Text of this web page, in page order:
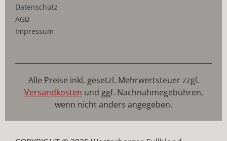
Datenschutz
AGB
Impressum
Alle Preise inkl. gesetzl. Mehrwertsteuer zzgl.
Versandkosten und ggf. Nachnahmegebühren,
wenn nicht anders angegeben.